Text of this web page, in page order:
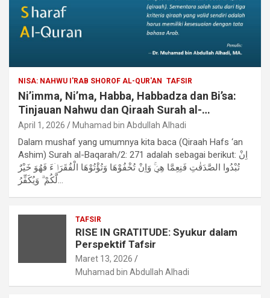
NISA: NAHWU I'RAB SHOROF AL-QUR'AN TAFSIR
Ni’imma, Ni’ma, Habba, Habbadza dan Bi’sa:
Tinjauan Nahwu dan Qiraah Surah al-
Baqarah/2: 271
April 1, 2026 Muhamad bin Abdullah Alhadi
Dalam mushaf yang umumnya kita baca (Qiraah Hafs ‘an
Ashim) Surah al-Baqarah/2: 271 adalah sebagai berikut: اِنْ
تُبْدُوا الصَّدَقٰتِ فَنِعِمَّا هِيَۚ وَاِنْ تُخْفُوْهَا وَتُؤْتُوْهَا الْفُقَرَاۤءَ فَهُوَ خَيْرٌ
لَّكُمْ ۗ وَيُكَفِّرُ…
TAFSIR
RISE IN GRATITUDE: Syukur dalam
Perspektif Tafsir
Maret 13, 2026
Muhamad bin Abdullah Alhadi